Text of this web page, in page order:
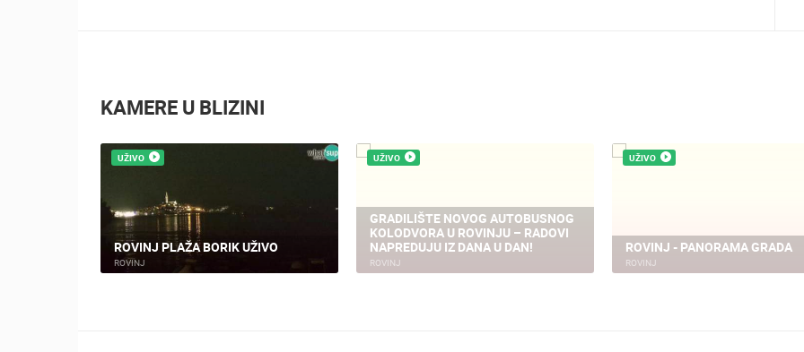
KAMERE U BLIZINI
UŽIVO
ROVINJ PLAŽA BORIK UŽIVO
ROVINJ
UŽIVO
GRADILIŠTE NOVOG AUTOBUSNOG
KOLODVORA U ROVINJU – RADOVI
NAPREDUJU IZ DANA U DAN!
ROVINJ
UŽIVO
ROVINJ - PANORAMA GRADA
ROVINJ